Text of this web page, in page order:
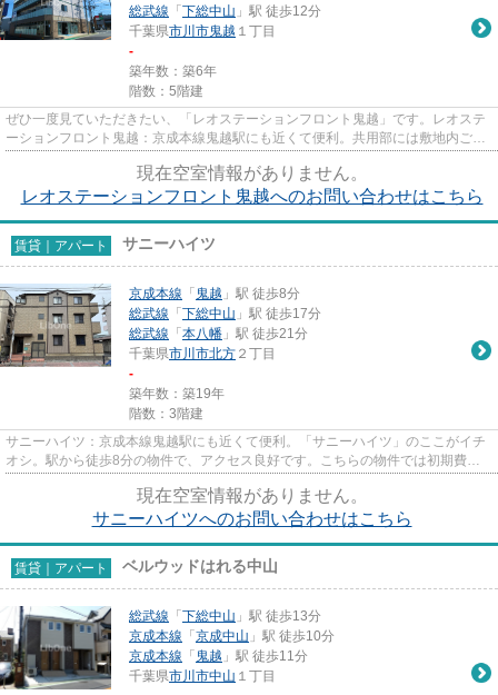
総武線 「 下総中山 」駅 徒歩12分
千葉県市川市鬼越 １丁目
-
築年数：築6年
階数：5階建
ぜひ一度見ていただきたい、「レオステーションフロント鬼越」です。レオステ
ーションフロント鬼越：京成本線鬼越駅にも近くて便利。共用部には敷地内ごみ
現在空室情報がありません。
レオステーションフロント鬼越へのお問い合わせはこちら
賃貸｜アパート サニーハイツ
京成本線 「 鬼越 」駅 徒歩8分
総武線 「 下総中山 」駅 徒歩17分
総武線 「 本八幡 」駅 徒歩21分
千葉県市川市北方 ２丁目
-
築年数：築19年
階数：3階建
サニーハイツ：京成本線鬼越駅にも近くて便利。「サニーハイツ」のここがイチ
オシ。駅から徒歩8分の物件で、アクセス良好です。こちらの物件では初期費用
現在空室情報がありません。
サニーハイツへのお問い合わせはこちら
賃貸｜アパート ベルウッドはれる中山
総武線 「 下総中山 」駅 徒歩13分
京成本線 「 京成中山 」駅 徒歩10分
京成本線 「 鬼越 」駅 徒歩11分
千葉県市川市中山 １丁目